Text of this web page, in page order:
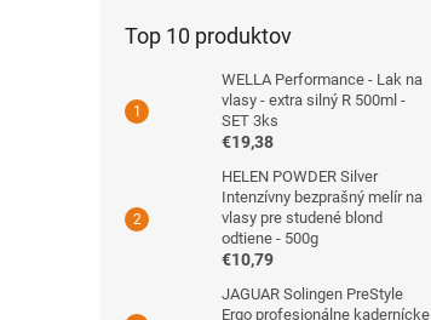
Top 10 produktov
WELLA Performance - Lak na
vlasy - extra silný R 500ml -
SET 3ks
€19,38
HELEN POWDER Silver
Intenzívny bezprašný melír na
vlasy pre studené blond
odtiene - 500g
€10,79
JAGUAR Solingen PreStyle
Ergo profesionálne kadernícke